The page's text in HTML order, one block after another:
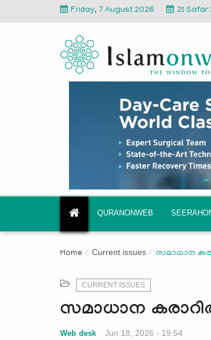
Friday, 7 August 2026 21 Safar
QURANONWEB
Home Current issues സമാധാന
CURRENT ISSUES
സമാധാന
Web desk Jun 18, 2026 - 19:54